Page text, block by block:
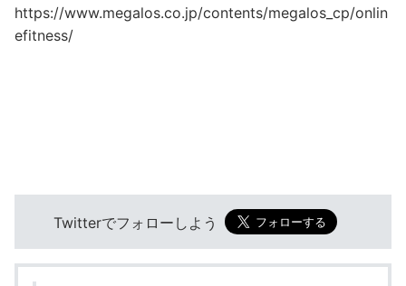
https://www.megalos.co.jp/contents/megalos_cp/onlin
efitness/
Twitterでフォローしよう